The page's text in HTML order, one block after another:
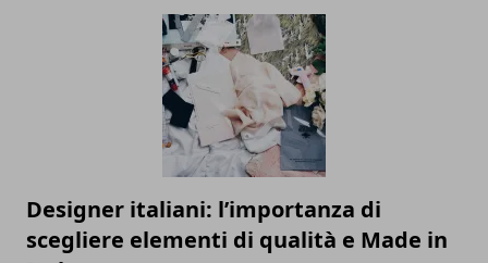
Designer italiani: l’importanza di
scegliere elementi di qualità e Made in